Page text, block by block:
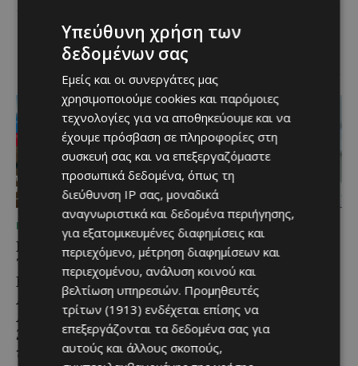
φαγητό που συνδέεται
άρρηκτα...
ΜΈΝΟΥΜΕ ΕΝΗΜΕΡΩΜΈΝΟΙ
Εμβληματική
Τουριστική Έκταση στην
Παραλιακή Ζώνη
Αλαμινού με
Αδειοδοτημένη
Ξενοδοχειακή Ανάπτυξη
και Πανοραμική Θέα της
ΜΈΝΟΥΜΕ ΕΝΗΜΕΡΩΜΈΝΟΙ
Επένδυση €31 εκατ. για
εκσυγχρονισμό των
Υπηρεσιών Κοινωνικής
Ευημερίας
Το έργο υλοποιείται στο πλαίσιο
του Προγράμματος Πολιτικής
Συνοχής «ΘΑΛΕΙΑ2021-2027», με
Υπεύθυνη χρήση των
δεδομένων σας
Εμείς και οι συνεργάτες μας
χρησιμοποιούμε cookies και παρόμοιες
τεχνολογίες για να αποθηκεύουμε και να
έχουμε πρόσβαση σε πληροφορίες στη
συσκευή σας και να επεξεργαζόμαστε
προσωπικά δεδομένα, όπως τη
διεύθυνση IP σας, μοναδικά
αναγνωριστικά και δεδομένα περιήγησης,
για εξατομικευμένες διαφημίσεις και
περιεχόμενο, μέτρηση διαφημίσεων και
περιεχομένου, ανάλυση κοινού και
βελτίωση υπηρεσιών. Προμηθευτές
τρίτων (1913) ενδέχεται επίσης να
επεξεργάζονται τα δεδομένα σας για
αυτούς και άλλους σκοπούς,